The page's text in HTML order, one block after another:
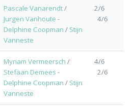
Pascale Vanarendt/
Jurgen Vanhoute -
Delphine Coopman / Stijn
Vanneste
2/6
4/6
Myriam Vermeersch /
Stefaan Demees -
Delphine Coopman / Stijn
Vanneste
4/6
2/6